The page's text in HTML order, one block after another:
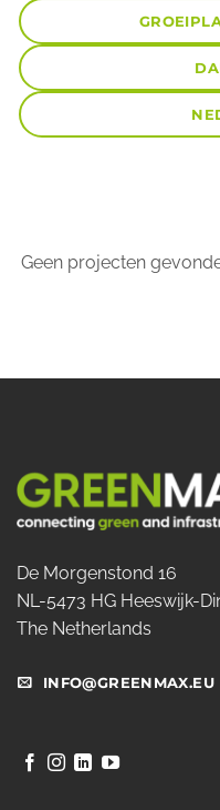
Geen projecten
De Morgenstond 16
NL-5473 HG Heeswijk-
The Netherlands
INFO@GREENMAX.EU